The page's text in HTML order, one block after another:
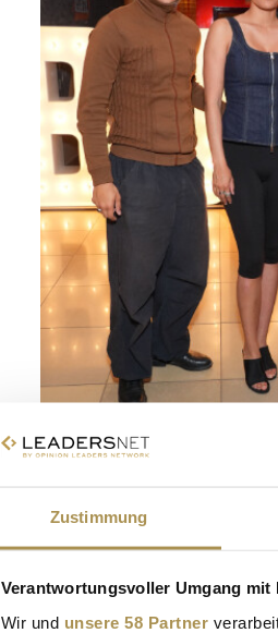
Zustimmung
Verantwortungsvoller Umgang mit
Wir und unsere 58 Partner